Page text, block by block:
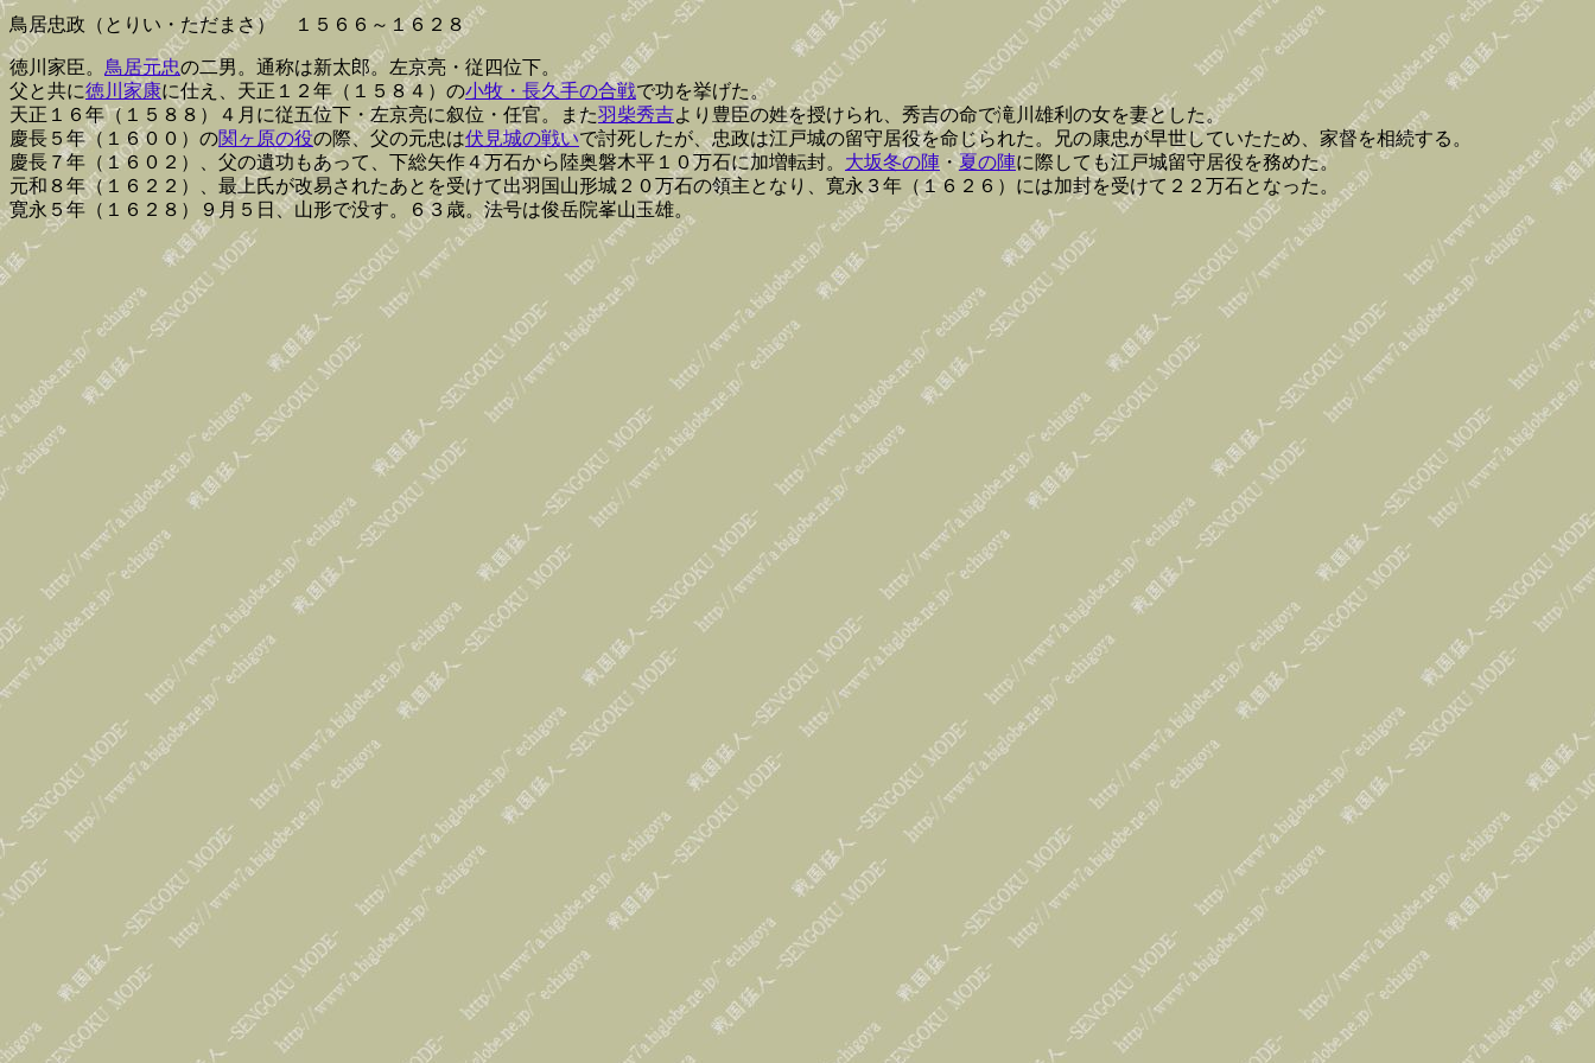
鳥居忠政（とりい・ただまさ） １５６６～１６２８
徳川家臣。 鳥居元忠の二男。通称は新太郎。左京亮・従四位下。
父と共に徳川家康に仕え、天正１２年（１５８４）の小牧・長久手の合戦で功を挙げた。
天正１６年（１５８８）４月に従五位下・左京亮に叙位・任官。また羽柴秀吉より豊臣の姓を授けられ、秀吉の命で滝川雄利の女を妻とした。
慶長５年（１６００）の関ヶ原の役の際、父の元忠は伏見城の戦いで討死したが、忠政は江戸城の留守居役を命じられた。兄の康忠が早世していたため、家督を相続する。
慶長７年（１６０２）、父の遺功もあって、下総矢作４万石から陸奥磐木平１０万石に加増転封。 大坂冬の陣 ・夏の陣に際しても江戸城留守居役を務めた。
元和８年（１６２２）、最上氏が改易されたあとを受けて出羽国山形城２０万石の領主となり、寛永３年（１６２６）には加封を受けて２２万石となった。
寛永５年（１６２８）９月５日、山形で没す。６３歳。法号は俊岳院峯山玉雄。